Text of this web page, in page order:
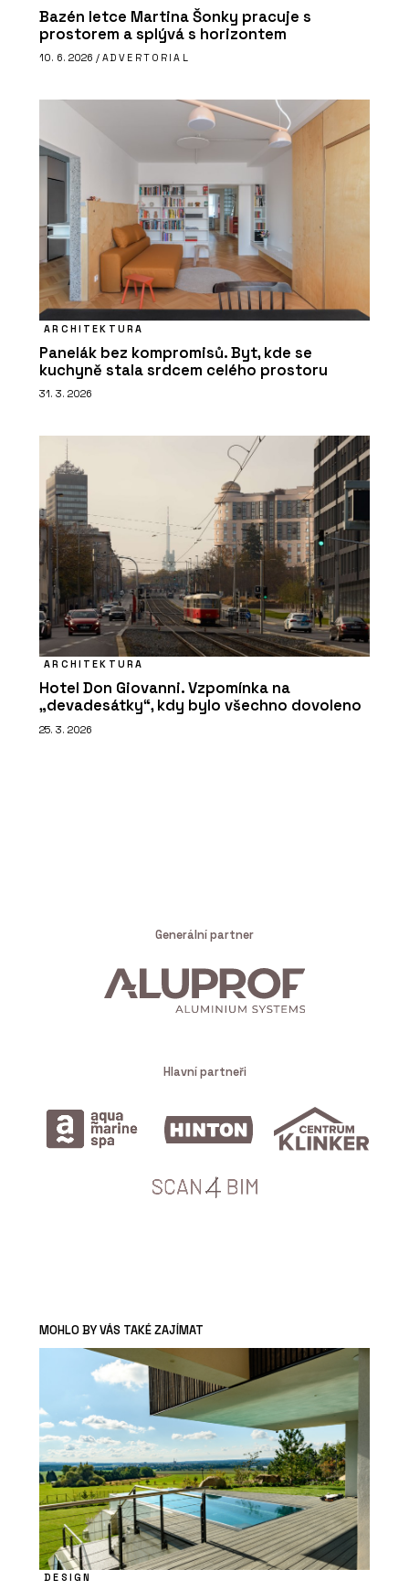
Bazén letce Martina Šonky pracuje s
prostorem a splývá s horizontem
10. 6. 2026 / ADVERTORIAL
ARCHITEKTURA
Panelák bez kompromisů. Byt, kde se
kuchyně stala srdcem celého prostoru
31. 3. 2026
ARCHITEKTURA
Hotel Don Giovanni. Vzpomínka na
„devadesátky“, kdy bylo všechno dovoleno
25. 3. 2026
Generální partner
Hlavní partneři
MOHLO BY VÁS TAKÉ ZAJÍMAT
DESIGN